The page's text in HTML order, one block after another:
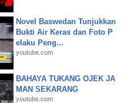
Novel Baswedan Tunjukkan
Bukti Air Keras dan Foto P
elaku Peng...
youtube.com
BAHAYA TUKANG OJEK JA
MAN SEKARANG
youtube.com